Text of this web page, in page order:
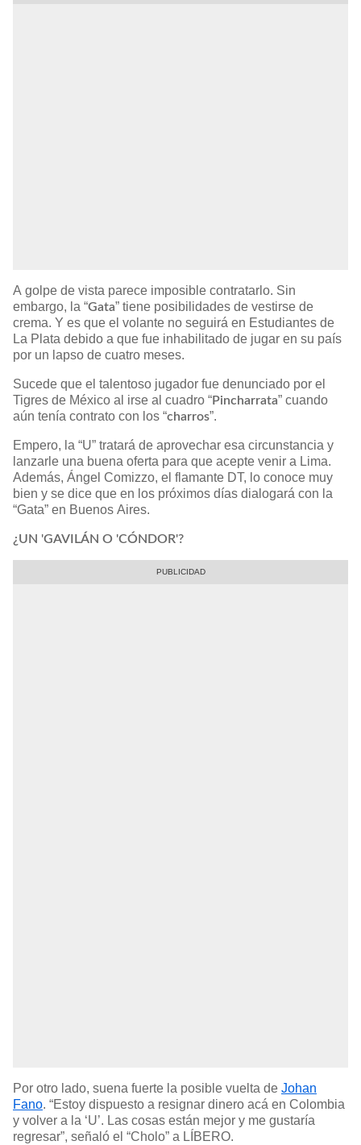
A golpe de vista parece imposible contratarlo. Sin
embargo, la “Gata” tiene posibilidades de vestirse de
crema. Y es que el volante no seguirá en Estudiantes de
La Plata debido a que fue inhabilitado de jugar en su país
por un lapso de cuatro meses.
Sucede que el talentoso jugador fue denunciado por el
Tigres de México al irse al cuadro “Pincharrata” cuando
aún tenía contrato con los “charros”.
Empero, la “U” tratará de aprovechar esa circunstancia y
lanzarle una buena oferta para que acepte venir a Lima.
Además, Ángel Comizzo, el flamante DT, lo conoce muy
bien y se dice que en los próximos días dialogará con la
“Gata” en Buenos Aires.
¿UN 'GAVILÁN O 'CÓNDOR'?
Por otro lado, suena fuerte la posible vuelta de Johan
Fano. “Estoy dispuesto a resignar dinero acá en Colombia
y volver a la ‘U’. Las cosas están mejor y me gustaría
regresar”, señaló el “Cholo” a LÍBERO.